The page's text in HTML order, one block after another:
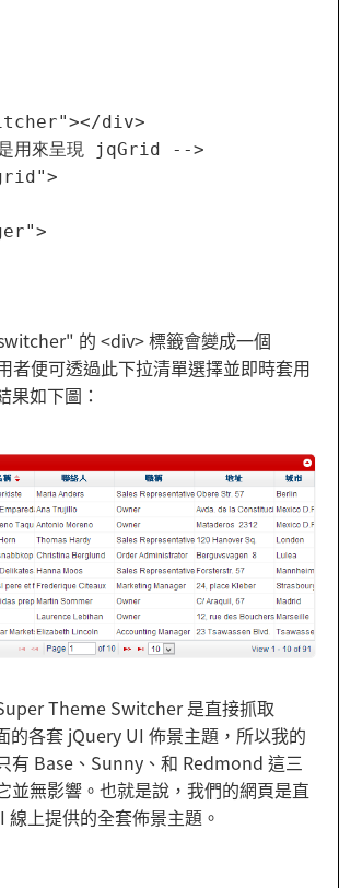
div>
用來呈現 jqGrid -->
的 <div> 標籤會變成一個
便可透過此下拉清單選擇並即時套用
果如下圖：
Theme Switcher 是直接抓取
的各套 jQuery UI 佈景主題，所以我的
有 Base、Sunny、和 Redmond 這三
並無影響。也就是說，我們的網頁是直
上提供的全套佈景主題。